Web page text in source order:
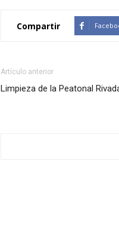
Compartir
Artículo anterior
Limpieza de la Peatonal